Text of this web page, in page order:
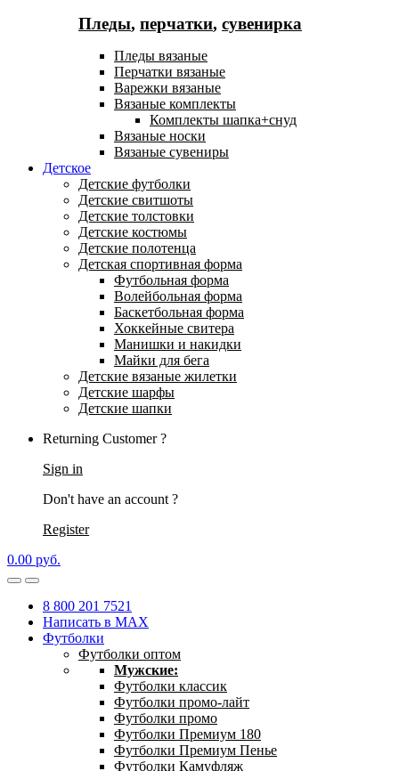
Пледы, перчатки, сувенирка
Пледы вязаные
Перчатки вязаные
Варежки вязаные
Вязаные комплекты
Комплекты шапка+снуд
Вязаные носки
Вязаные сувениры
Детское
Детские футболки
Детские свитшоты
Детские толстовки
Детские костюмы
Детские полотенца
Детская спортивная форма
Футбольная форма
Волейбольная форма
Баскетбольная форма
Хоккейные свитера
Манишки и накидки
Майки для бега
Детские вязаные жилетки
Детские шарфы
Детские шапки
Returning Customer ?
Sign in
Don't have an account ?
Register
0.00 руб.
8 800 201 7521
Написать в MAX
Футболки
Футболки оптом
Мужские:
Футболки классик
Футболки промо-лайт
Футболки промо
Футболки Премиум 180
Футболки Премиум Пенье
Футболки Камуфляж